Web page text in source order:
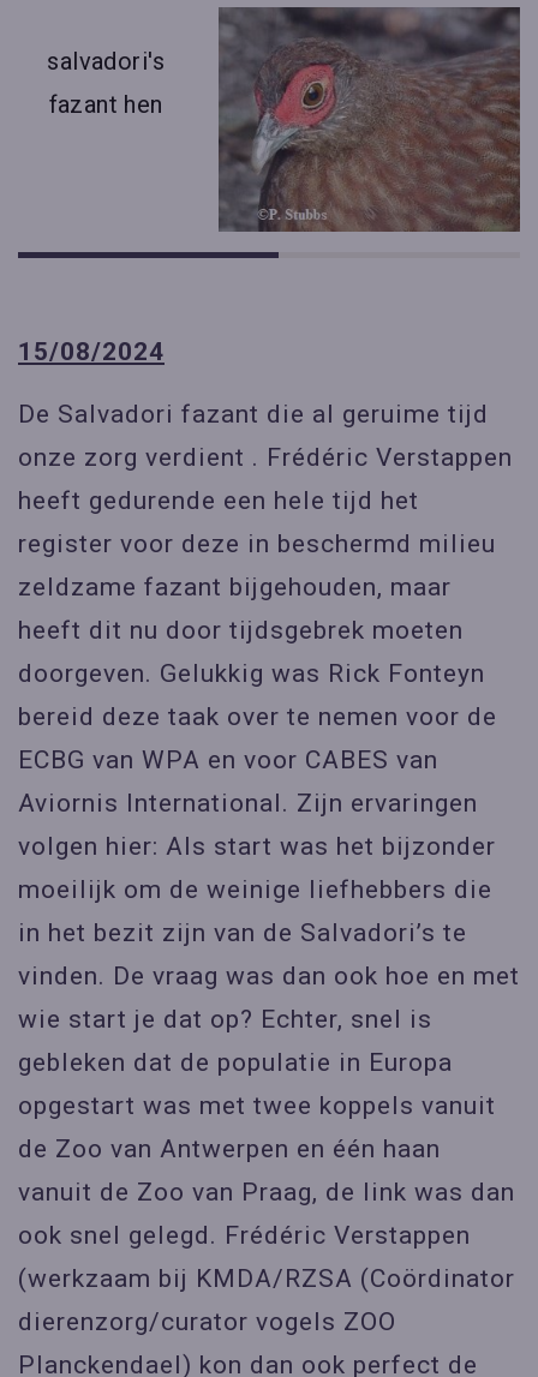
salvadori's
fazant hen
15/08/2024
De Salvadori fazant die al geruime tijd
onze zorg verdient . Frédéric Verstappen
heeft gedurende een hele tijd het
register voor deze in beschermd milieu
zeldzame fazant bijgehouden, maar
heeft dit nu door tijdsgebrek moeten
doorgeven. Gelukkig was Rick Fonteyn
bereid deze taak over te nemen voor de
ECBG van WPA en voor CABES van
Aviornis International. Zijn ervaringen
volgen hier: Als start was het bijzonder
moeilijk om de weinige liefhebbers die
in het bezit zijn van de Salvadori’s te
vinden. De vraag was dan ook hoe en met
wie start je dat op? Echter, snel is
gebleken dat de populatie in Europa
opgestart was met twee koppels vanuit
de Zoo van Antwerpen en één haan
vanuit de Zoo van Praag, de link was dan
ook snel gelegd. Frédéric Verstappen
(werkzaam bij KMDA/RZSA (Coördinator
dierenzorg/curator vogels ZOO
Planckendael) kon dan ook perfect de